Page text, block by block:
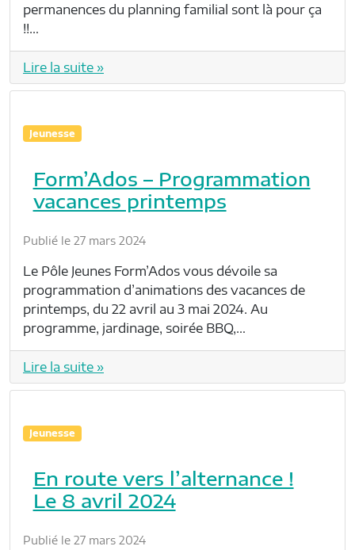
permanences du planning familial sont là pour ça
!!…
Lire la suite »
Jeunesse
Form’Ados – Programmation
vacances printemps
Publié le 27 mars 2024
Le Pôle Jeunes Form’Ados vous dévoile sa
programmation d’animations des vacances de
printemps, du 22 avril au 3 mai 2024. Au
programme, jardinage, soirée BBQ,…
Lire la suite »
Jeunesse
En route vers l’alternance !
Le 8 avril 2024
Publié le 27 mars 2024